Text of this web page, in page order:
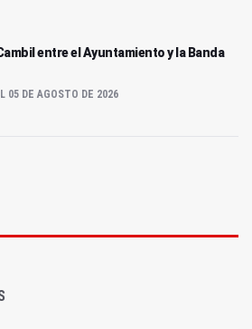
entre el Ayuntamiento y la Banda
05 DE AGOSTO DE 2026